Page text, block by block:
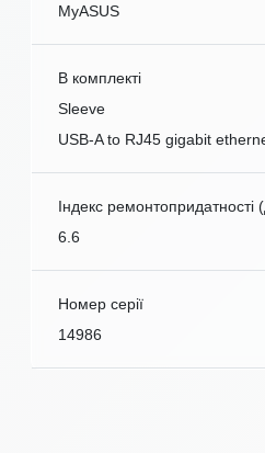
MyASUS
В комплекті
Sleeve
USB-A to RJ45 gigabit
Індекс ремонтопридатності
6.6
Номер серії
14986